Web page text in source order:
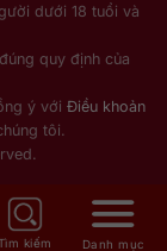
dưới 18 tuổi và
quy định của
ý với Điều khoản
tôi.
kiếm Danh mục